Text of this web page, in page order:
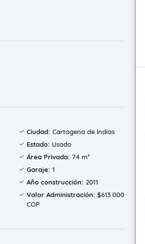
Ciudad: Cartagena de Indias
Estado: Usado
Área Privada: 74 m²
Garaje: 1
Año construcción: 2011
Valor Administración: $613.000
COP